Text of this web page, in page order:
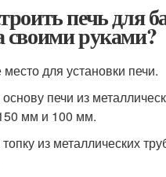
печь для
своими руками?
для установки печи.
печи из
мм и 100 мм.
из металлических